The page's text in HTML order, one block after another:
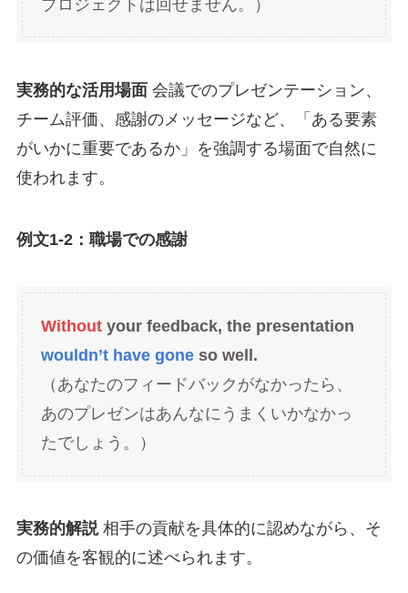
プロジェクトは回せません。）
実務的な活用場面 会議でのプレゼンテーション、
チーム評価、感謝のメッセージなど、「ある要素
がいかに重要であるか」を強調する場面で自然に
使われます。
例文1-2：職場での感謝
Withoutyour feedback, the presentation
wouldn’t have gone so well.
（あなたのフィードバックがなかったら、
あのプレゼンはあんなにうまくいかなかっ
たでしょう。）
実務的解説相手の貢献を具体的に認めながら、そ
の価値を客観的に述べられます。